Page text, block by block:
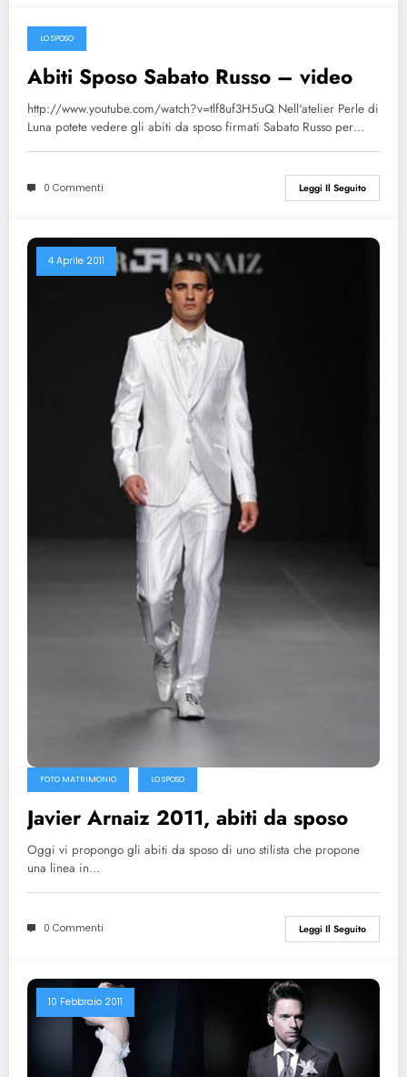
5 Maggio 2011
LO SPOSO
Abiti Sposo Sabato Russo – video
http://www.youtube.com/watch?v=tlf8uf3H5uQ Nell'atelier Perle di
Luna potete vedere gli abiti da sposo firmati Sabato Russo per…
0 Commenti Leggi Il Seguito
4 Aprile 2011
FOTO MATRIMONIO LO SPOSO
Javier Arnaiz 2011, abiti da sposo
Oggi vi propongo gli abiti da sposo di uno stilista che propone
una linea in…
0 Commenti Leggi Il Seguito
10 Febbraio 2011